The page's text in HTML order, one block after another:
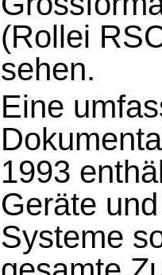
(Rollei
sehen.
Eine
1993
Geräte und
Systeme